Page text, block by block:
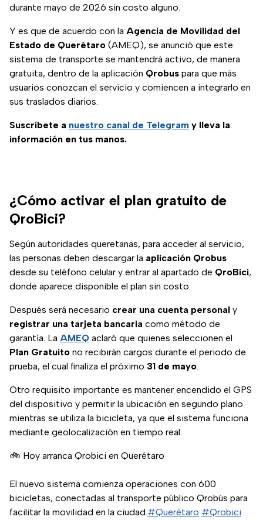
durante mayo de 2026 sin costo alguno.
Y es que de acuerdo con la Agencia de Movilidad del
Estado de Querétaro (AMEQ), se anunció que este
sistema de transporte se mantendrá activo, de manera
gratuita, dentro de la aplicación Qrobus para que más
usuarios conozcan el servicio y comiencen a integrarlo en
sus traslados diarios.
Suscríbete a nuestro canal de Telegram y lleva la
información en tus manos.
¿Cómo activar el plan gratuito de
QroBici?
Según autoridades queretanas, para acceder al servicio,
las personas deben descargar la aplicación Qrobus
desde su teléfono celular y entrar al apartado de QroBici,
donde aparece disponible el plan sin costo.
Después será necesario crear una cuenta personal y
registrar una tarjeta bancaria como método de
garantía. La AMEQ aclaró que quienes seleccionen el
Plan Gratuito no recibirán cargos durante el periodo de
prueba, el cual finaliza el próximo 31 de mayo.
Otro requisito importante es mantener encendido el GPS
del dispositivo y permitir la ubicación en segundo plano
mientras se utiliza la bicicleta, ya que el sistema funciona
mediante geolocalización en tiempo real.
🚲 Hoy arranca Qrobici en Querétaro
El nuevo sistema comienza operaciones con 600
bicicletas, conectadas al transporte público Qrobús para
facilitar la movilidad en la ciudad.#Querétaro #Qrobici